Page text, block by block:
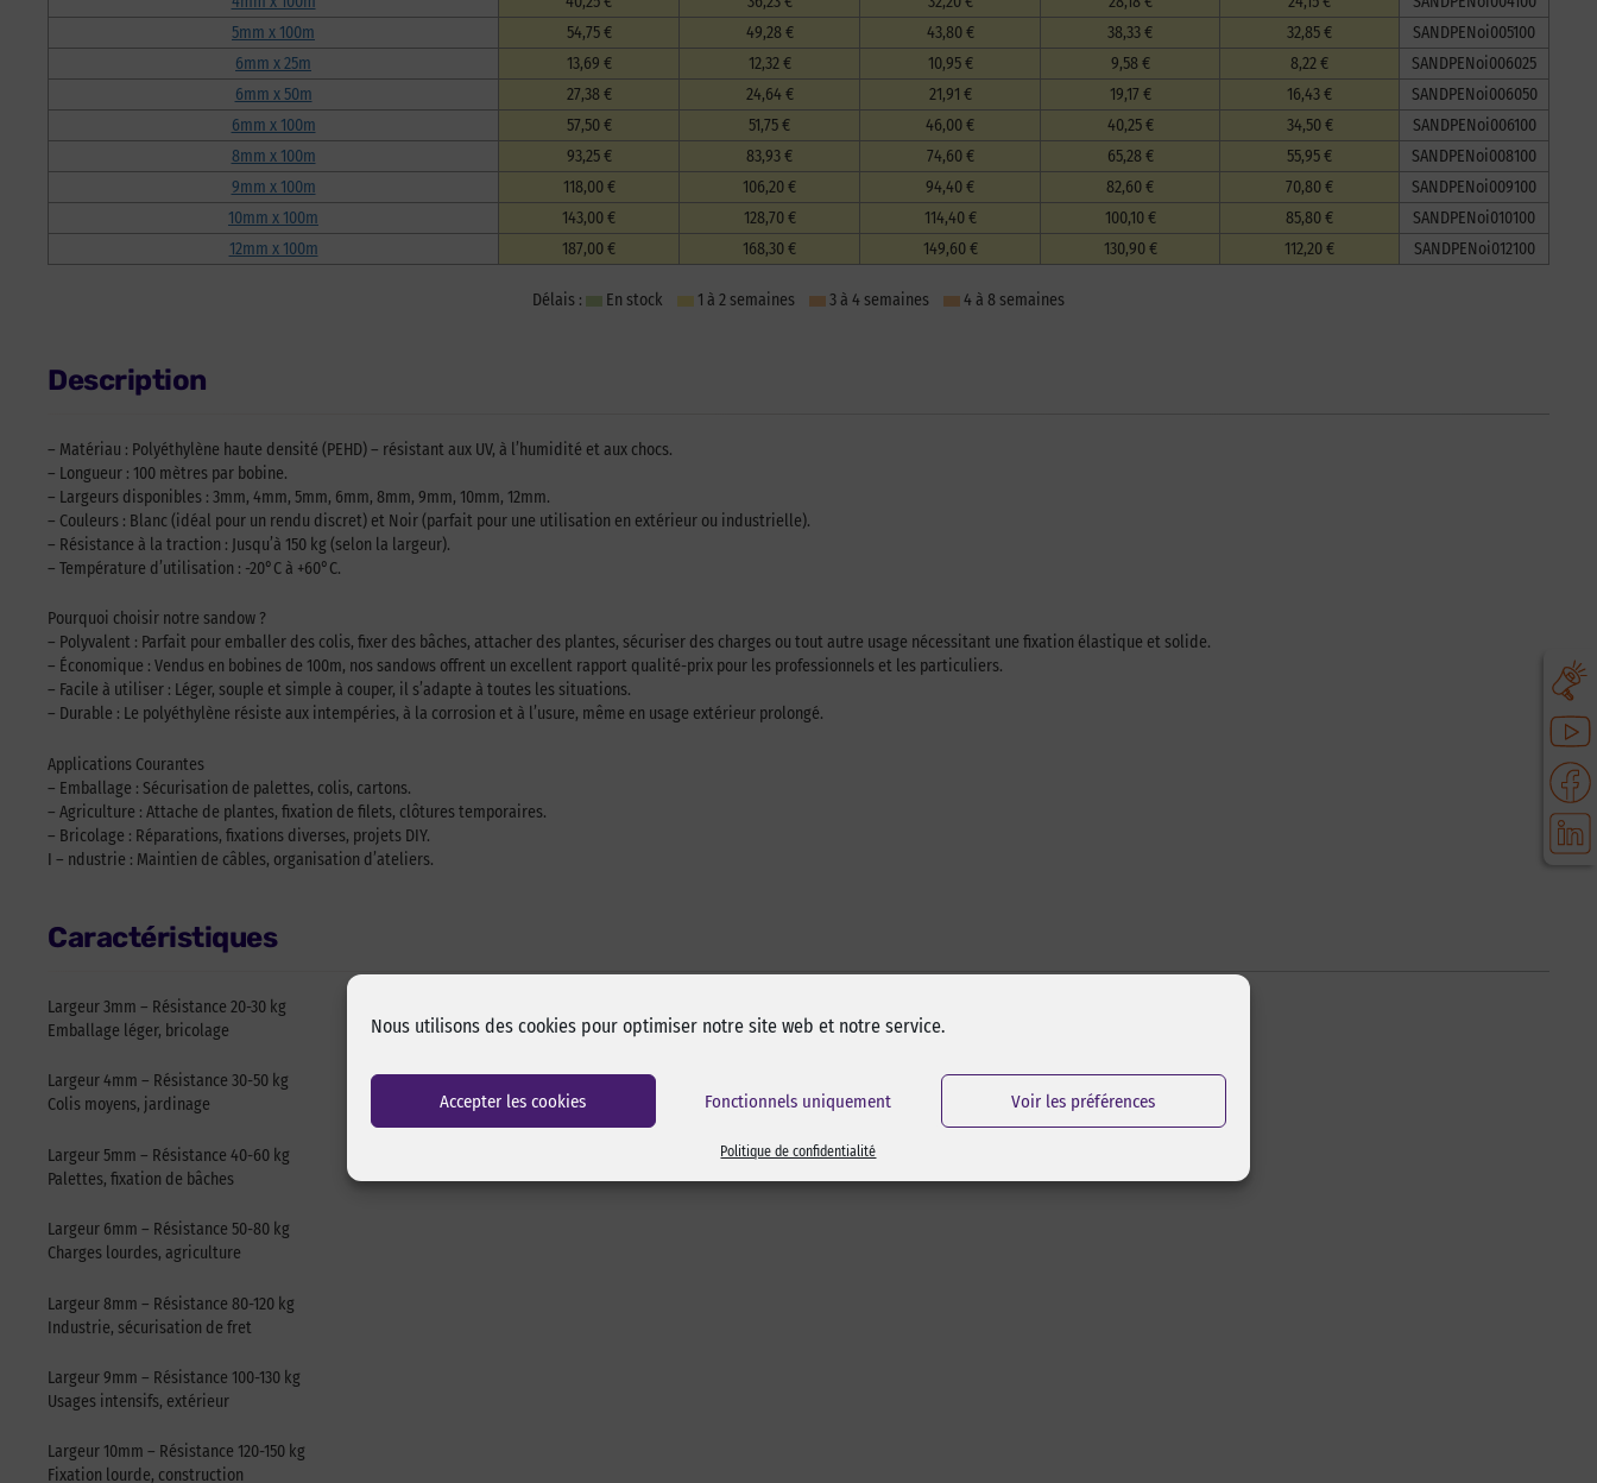
Nous utilisons des cookies pour optimiser notre site web et notre service.
Accepter les cookies Fonctionnels uniquement Voir les préférences
Politique de confidentialité
5mm x 100m
54,75 € 49,28 € 43,80 € 38,33 € 32,85 €
SANDPENoi005100
6mm x 25m
13,69 € 12,32 € 10,95 € 9,58 € 8,22 €
SANDPENoi006025
6mm x 50m
27,38 € 24,64 € 21,91 € 19,17 € 16,43 €
SANDPENoi006050
6mm x 100m
57,50 € 51,75 € 46,00 € 40,25 € 34,50 €
SANDPENoi006100
8mm x 100m
93,25 € 83,93 € 74,60 € 65,28 € 55,95 €
SANDPENoi008100
9mm x 100m
118,00 € 106,20 € 94,40 € 82,60 € 70,80 €
SANDPENoi009100
10mm x 100m
143,00 € 128,70 € 114,40 € 100,10 € 85,80 €
SANDPENoi010100
12mm x 100m
187,00 € 168,30 € 149,60 € 130,90 € 112,20 € SANDPENoi012100
Délais : En stock 1 à 2 semaines 3 à 4 semaines 4 à 8 semaines
Description
– Matériau : Polyéthylène haute densité (PEHD) – résistant aux UV, à l’humidité et aux chocs.
– Longueur : 100 mètres par bobine.
– Largeurs disponibles : 3mm, 4mm, 5mm, 6mm, 8mm, 9mm, 10mm, 12mm.
– Couleurs : Blanc (idéal pour un rendu discret) et Noir (parfait pour une utilisation en extérieur ou industrielle).
– Résistance à la traction : Jusqu’à 150 kg (selon la largeur).
– Température d’utilisation : -20°C à +60°C.
Pourquoi choisir notre sandow ?
– Polyvalent : Parfait pour emballer des colis, fixer des bâches, attacher des plantes, sécuriser des charges ou tout autre usage nécessitant une fixation élastique et solide.
– Économique : Vendus en bobines de 100m, nos sandows offrent un excellent rapport qualité-prix pour les professionnels et les particuliers.
– Facile à utiliser : Léger, souple et simple à couper, il s’adapte à toutes les situations.
– Durable : Le polyéthylène résiste aux intempéries, à la corrosion et à l’usure, même en usage extérieur prolongé.
Applications Courantes
– Emballage : Sécurisation de palettes, colis, cartons.
– Agriculture : Attache de plantes, fixation de filets, clôtures temporaires.
– Bricolage : Réparations, fixations diverses, projets DIY.
I – ndustrie : Maintien de câbles, organisation d’ateliers.
Caractéristiques
Largeur 3mm – Résistance 20-30 kg
Emballage léger, bricolage
Largeur 4mm – Résistance 30-50 kg
Colis moyens, jardinage
Largeur 5mm – Résistance 40-60 kg
Palettes, fixation de bâches
Largeur 6mm – Résistance 50-80 kg
Charges lourdes, agriculture
Largeur 8mm – Résistance 80-120 kg
Industrie, sécurisation de fret
Largeur 9mm – Résistance 100-130 kg
Usages intensifs, extérieur
Largeur 10mm – Résistance 120-150 kg
Fixation lourde, construction